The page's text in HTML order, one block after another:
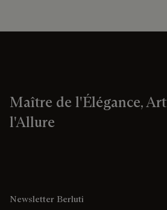
Maître de l'Élégance,
l'Allure
Newsletter Berluti